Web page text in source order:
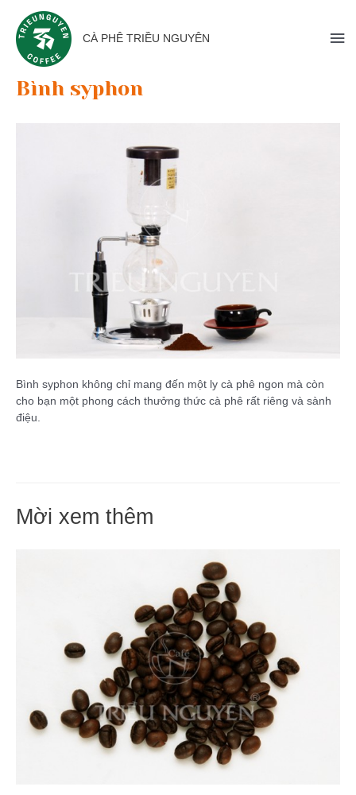
CÀ PHÊ TRIỀU NGUYÊN
Bình syphon
Bình syphon không chỉ mang đến một ly cà phê ngon mà còn
cho bạn một phong cách thưởng thức cà phê rất riêng và sành
điệu.
Mời xem thêm